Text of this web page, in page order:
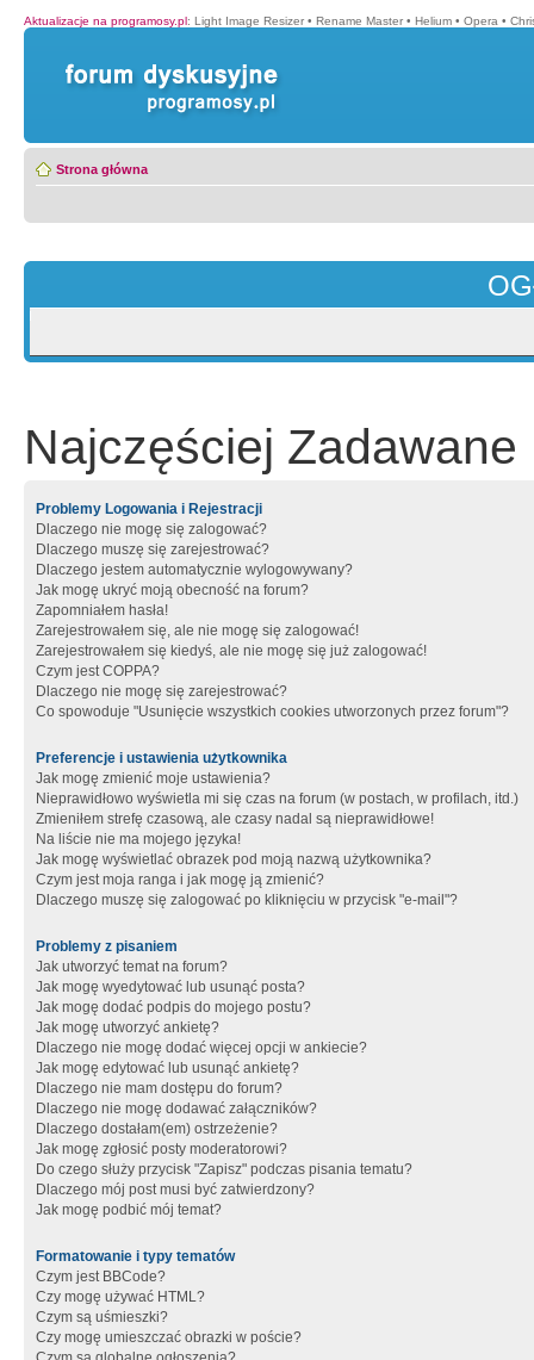
Aktualizacje na programosy.pl: Light Image Resizer • Rename Master • Helium • Opera •
Strona główna
Najczęściej Zadawane
Problemy Logowania i Rejestracji
Dlaczego nie mogę się zalogować?
Dlaczego muszę się zarejestrować?
Dlaczego jestem automatycznie wylogowywany?
Jak mogę ukryć moją obecność na forum?
Zapomniałem hasła!
Zarejestrowałem się, ale nie mogę się zalogować!
Zarejestrowałem się kiedyś, ale nie mogę się już zalogować!
Czym jest COPPA?
Dlaczego nie mogę się zarejestrować?
Co spowoduje "Usunięcie wszystkich cookies utworzonych przez forum"?
Preferencje i ustawienia użytkownika
Jak mogę zmienić moje ustawienia?
Nieprawidłowo wyświetla mi się czas na forum (w postach, w profilach, itd.)
Zmieniłem strefę czasową, ale czasy nadal są nieprawidłowe!
Na liście nie ma mojego języka!
Jak mogę wyświetlać obrazek pod moją nazwą użytkownika?
Czym jest moja ranga i jak mogę ją zmienić?
Dlaczego muszę się zalogować po kliknięciu w przycisk "e-mail"?
Problemy z pisaniem
Jak utworzyć temat na forum?
Jak mogę wyedytować lub usunąć posta?
Jak mogę dodać podpis do mojego postu?
Jak mogę utworzyć ankietę?
Dlaczego nie mogę dodać więcej opcji w ankiecie?
Jak mogę edytować lub usunąć ankietę?
Dlaczego nie mam dostępu do forum?
Dlaczego nie mogę dodawać załączników?
Dlaczego dostałam(em) ostrzeżenie?
Jak mogę zgłosić posty moderatorowi?
Do czego służy przycisk "Zapisz" podczas pisania tematu?
Dlaczego mój post musi być zatwierdzony?
Jak mogę podbić mój temat?
Formatowanie i typy tematów
Czym jest BBCode?
Czy mogę używać HTML?
Czym są uśmieszki?
Czy mogę umieszczać obrazki w poście?